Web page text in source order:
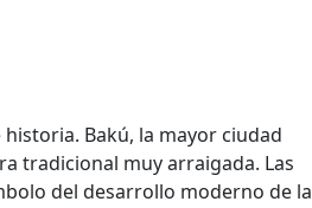
Bakú, la mayor ciudad
tradicional muy arraigada. Las
del desarrollo moderno de la